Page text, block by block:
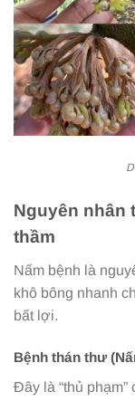
Nguyên nhân
thầm
Nấm bệnh là
khô bông nhanh
bất lợi.
Bệnh thán thư
Đây là “thủ